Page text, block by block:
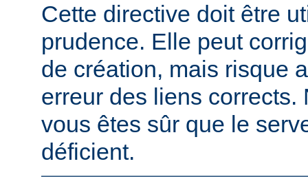
Cette directive doit être
prudence. Elle peut
de création, mais risque
erreur des liens corrects.
vous êtes sûr que le
déficient.